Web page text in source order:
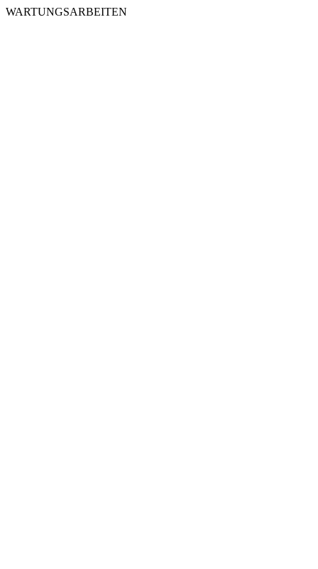
WARTUNGSARBEITEN